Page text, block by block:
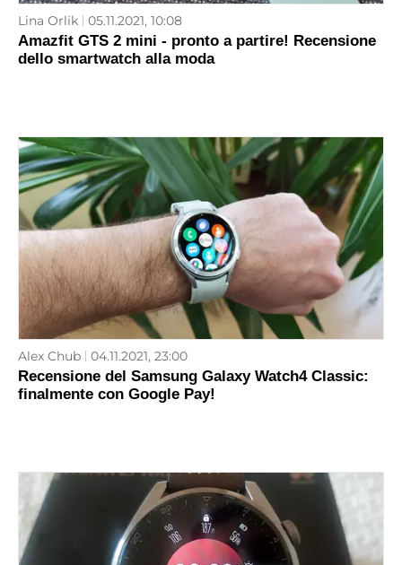
Lina Orlik 05.11.2021, 10:08
Amazfit GTS 2 mini - pronto a partire! Recensione
dello smartwatch alla moda
Alex Chub 04.11.2021, 23:00
Recensione del Samsung Galaxy Watch4 Classic:
finalmente con Google Pay!